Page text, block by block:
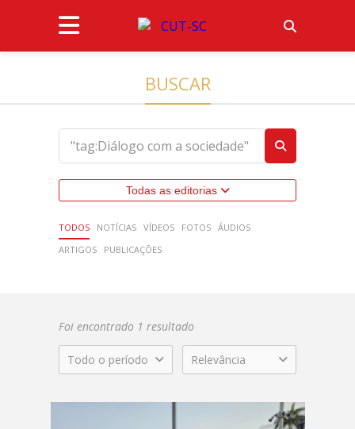
BUSCAR
Todas as editorias
TODOS NOTÍCIAS VÍDEOS FOTOS ÁUDIOS
ARTIGOS
PUBLICAÇÕES
Foi encontrado 1 resultado
Todo o período Relevância